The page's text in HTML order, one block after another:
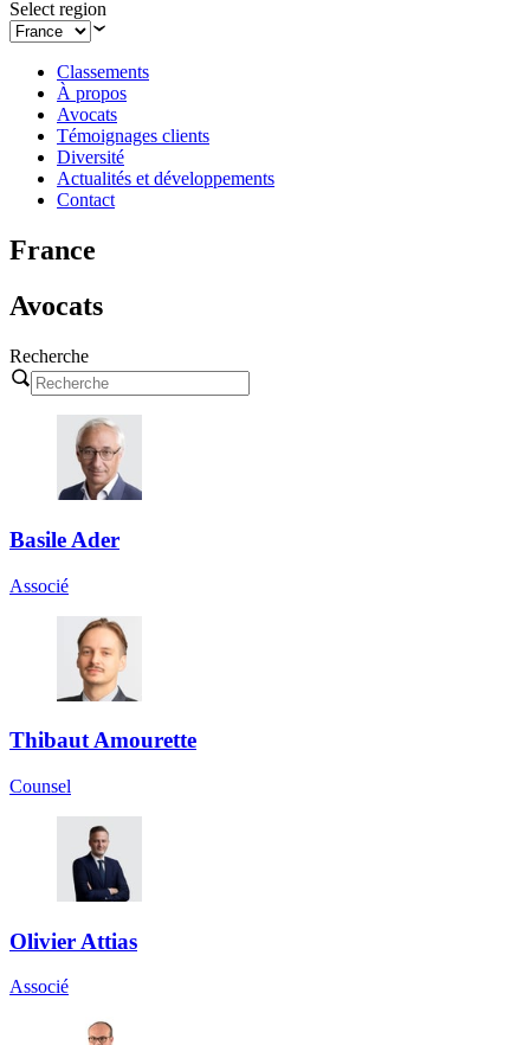
Select region
Classements
À propos
Avocats
Témoignages clients
Diversité
Actualités et développements
Contact
France
Avocats
Recherche
Basile Ader
Associé
Thibaut Amourette
Counsel
Olivier Attias
Associé